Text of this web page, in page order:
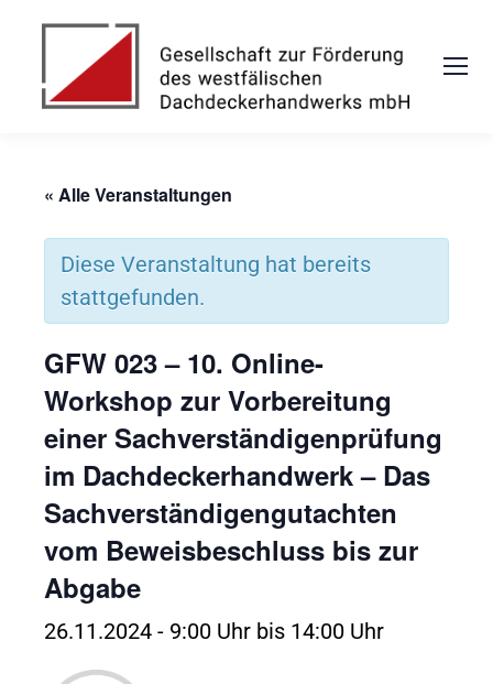
« Alle Veranstaltungen
Diese Veranstaltung hat bereits
stattgefunden.
GFW 023 – 10. Online-
Workshop zur Vorbereitung
einer Sachverständigenprüfung
im Dachdeckerhandwerk – Das
Sachverständigengutachten
vom Beweisbeschluss bis zur
Abgabe
26.11.2024 - 9:00 Uhr bis 14:00 Uhr